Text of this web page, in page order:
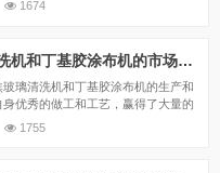
1674
济南玻璃清洗机和丁基胶涂布机的市场遇冷
玻璃清洗机和丁基胶涂布机的生产和
优秀的做工和工艺，赢得了大量的
，康捷机械拥有足够的实力来应对
1755